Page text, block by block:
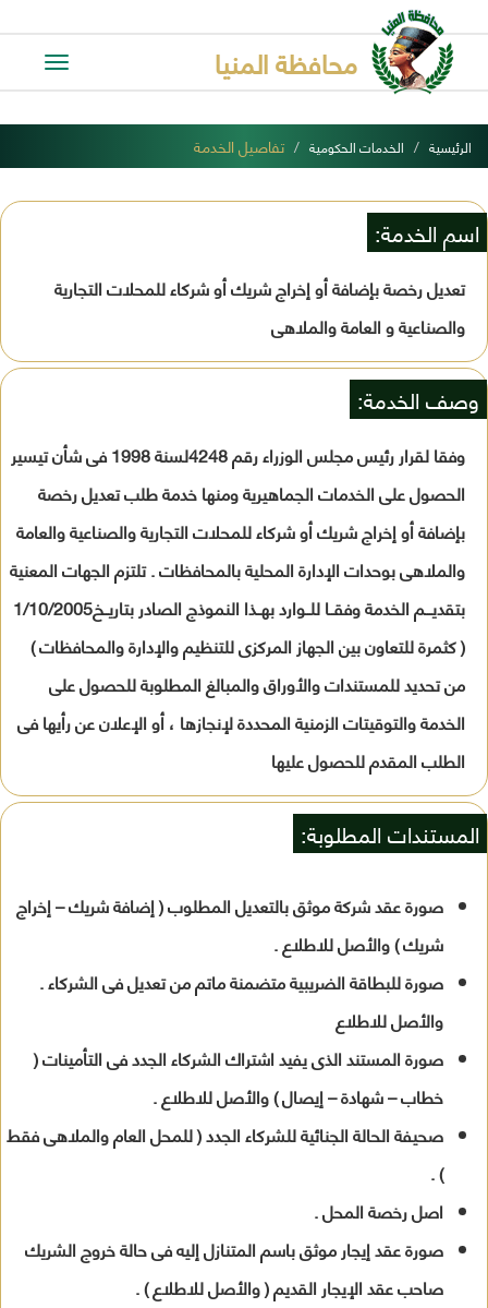
Toggle
محافظة المنيا
الرئيسية الخدمات الحكومية تفاصيل الخدمة
اسم الخدمة:
تعديل رخصة بإضافة أو إخراج شريك أو شركاء للمحلات التجارية
والصناعية و العامة والملاهى
وصف الخدمة:
وفقا لقرار رئيس مجلس الوزراء رقم 4248لسنة 1998 فى شأن تيسير
الحصول على الخدمات الجماهيرية ومنها خدمة طلب تعديل رخصة
بإضافة أو إخراج شريك أو شركاء للمحلات التجارية والصناعية والعامة
والملاهى بوحدات الإدارة المحلية بالمحافظات . تلتزم الجهات المعنية
بتقديـــم الخدمة وفقــا للــوارد بهــذا النموذج الصادر بتاريــخ1/10/2005
( كثمرة للتعاون بين الجهاز المركزى للتنظيم والإدارة والمحافظات )
من تحديد للمستندات والأوراق والمبالغ المطلوبة للحصول على
الخدمة والتوقيتات الزمنية المحددة لإنجازها ، أو الإعلان عن رأيها فى
الطلب المقدم للحصول عليها
المستندات المطلوبة:
صورة عقد شركة موثق بالتعديل المطلوب ( إضافة شريك – إخراج
شريك ) والأصل للاطلاع .
صورة للبطاقة الضريبية متضمنة ماتم من تعديل فى الشركاء .
والأصل للاطلاع
صورة المستند الذى يفيد اشتراك الشركاء الجدد فى التأمينات (
خطاب – شهادة – إيصال ) والأصل للاطلاع .
صحيفة الحالة الجنائية للشركاء الجدد ( للمحل العام والملاهى فقط
) .
اصل رخصة المحل .
صورة عقد إيجار موثق باسم المتنازل إليه فى حالة خروج الشريك
صاحب عقد الإيجار القديم ( والأصل للاطلاع ) .